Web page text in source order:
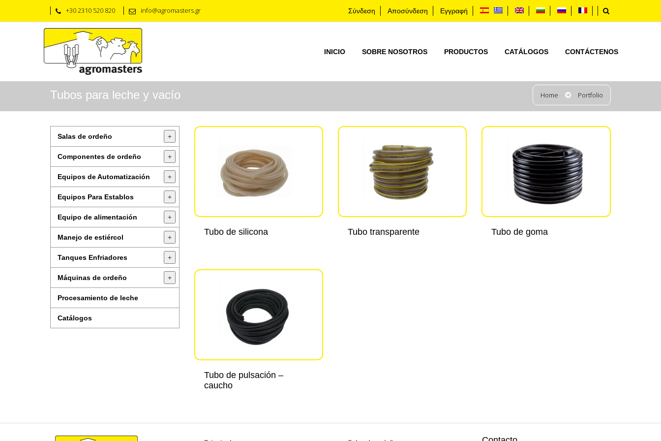
+30 2310 520 820 info@agromasters.gr Σύνδεση Αποσύνδεση Εγγραφή
INICIO SOBRE NOSOTROS PRODUCTOS CATÁLOGOS CONTÁCTENOS
Tubos para leche y vacío Home Portfolio
Salas de ordeño +
Componentes de ordeño +
Equipos de Automatización +
Equipos Para Establos +
Equipo de alimentación +
Manejo de estiércol +
Tanques Enfriadores +
Máquinas de ordeño +
Procesamiento de leche
Catálogos
Tubo de silicona Tubo transparente Tubo de goma
Tubo de pulsación –
caucho